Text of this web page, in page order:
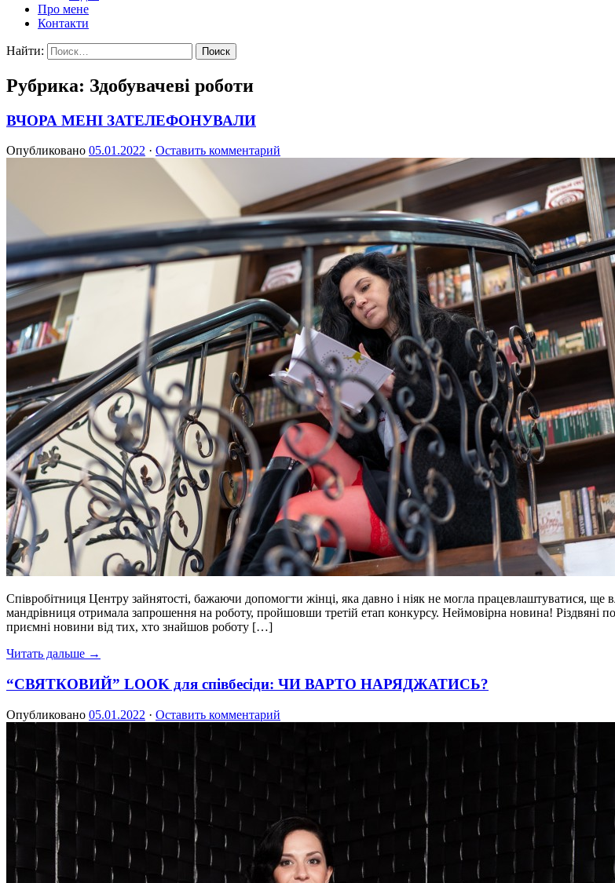
Про мене
Контакти
Найти:
Рубрика: Здобувачеві роботи
ВЧОРА МЕНІ ЗАТЕЛЕФОНУВАЛИ
Опубликовано 05.01.2022 · Оставить комментарий
Співробітниця Центру зайнятості, бажаючи допомогти жінці, яка давно і ніяк не могла працевлаштуватися,
мандрівниця отримала запрошення на роботу, пройшовши третій етап конкурсу. Неймовірна новина! Різдвяні
приємні новини від тих, хто знайшов роботу […]
Читать дальше →
“СВЯТКОВИЙ” LOOK для співбесіди: ЧИ ВАРТО НАРЯДЖАТИСЬ?
Опубликовано 05.01.2022 · Оставить комментарий